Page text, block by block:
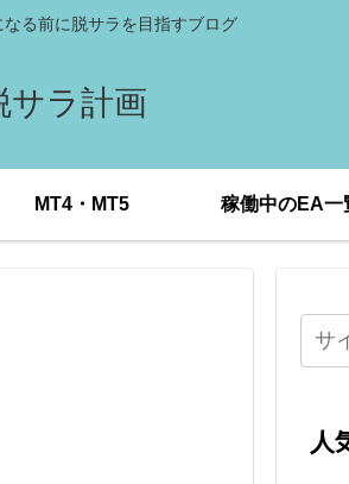
る前に脱サラを目指すブログ
サラ計画
MT4・MT5 稼働中のEA一
人